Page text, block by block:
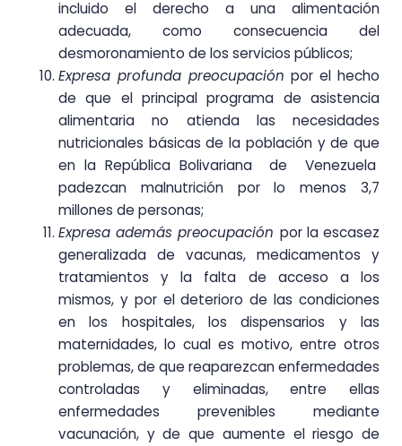
incluido el derecho a una alimentación
adecuada, como consecuencia del
desmoronamiento de los servicios públicos;
Expresa profunda preocupaciónpor el hecho
de que el principal programa de asistencia
alimentaria no atienda las necesidades
nutricionales básicas de la población y de que
en la República Bolivariana de Venezuela
padezcan malnutrición por lo menos 3,7
millones de personas;
Expresa además preocupación por la escasez
generalizada de vacunas, medicamentos y
tratamientos y la falta de acceso a los
mismos, y por el deterioro de las condiciones
en los hospitales, los dispensarios y las
maternidades, lo cual es motivo, entre otros
problemas, de que reaparezcan enfermedades
controladas y eliminadas, entre ellas
enfermedades prevenibles mediante
vacunación, y de que aumente el riesgo de